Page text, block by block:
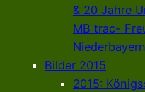
& 20 Jahre
MB trac-
Niederbayern
Bilder 2015
2015: